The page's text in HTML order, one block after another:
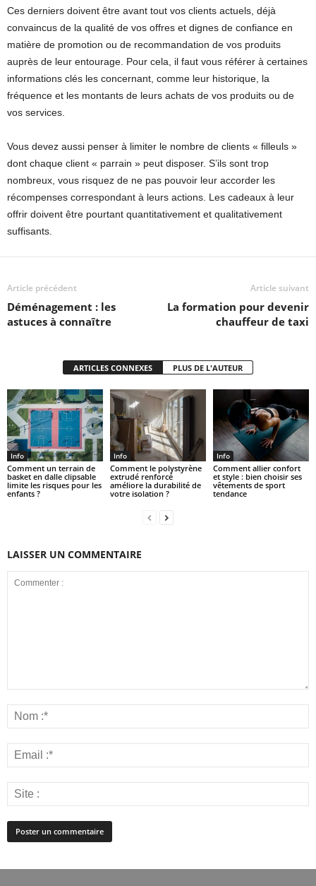
Ces derniers doivent être avant tout vos clients actuels, déjà
convaincus de la qualité de vos offres et dignes de confiance en
matière de promotion ou de recommandation de vos produits
auprès de leur entourage. Pour cela, il faut vous référer à certaines
informations clés les concernant, comme leur historique, la
fréquence et les montants de leurs achats de vos produits ou de
vos services.
Vous devez aussi penser à limiter le nombre de clients « filleuls »
dont chaque client « parrain » peut disposer. S’ils sont trop
nombreux, vous risquez de ne pas pouvoir leur accorder les
récompenses correspondant à leurs actions. Les cadeaux à leur
offrir doivent être pourtant quantitativement et qualitativement
suffisants.
Article précédent
Déménagement : les
astuces à connaître
Article suivant
La formation pour devenir
chauffeur de taxi
ARTICLES CONNEXES PLUS DE L'AUTEUR
Info
Comment un terrain de
basket en dalle clipsable
limite les risques pour les
enfants ?
Info
Comment le polystyrène
extrudé renforcé
améliore la durabilité de
votre isolation ?
Info
Comment allier confort
et style : bien choisir ses
vêtements de sport
tendance
LAISSER UN COMMENTAIRE